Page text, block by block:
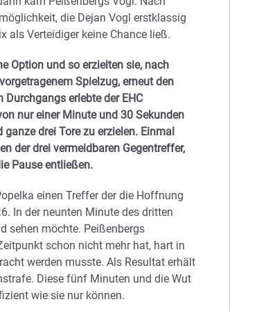
die Dejan Vogl erstklassig
als Verteidiger keine Chance ließ.
Option und so erzielten sie, nach
Spielzug, erneut den
erlebte der EHC
nur einer Minute und 30 Sekunden
drei Tore zu erzielen. Einmal
der drei vermeidbaren Gegentreffer,
Pause entließen.
einen Treffer der die Hoffnung
In der neunten Minute des dritten
sehen möchte. Peißenbergs
schon nicht mehr hat, hart in
werden musste. Als Resultat erhält
Diese fünf Minuten und die Wut
wie sie nur können.